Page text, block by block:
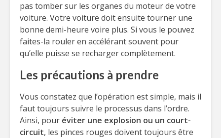
pas tomber sur les organes du moteur de votre
voiture. Votre voiture doit ensuite tourner une
bonne demi-heure voire plus. Si vous le pouvez
faites-la rouler en accélérant souvent pour
qu’elle puisse se recharger complètement.
Les précautions à prendre
Vous constatez que l’opération est simple, mais il
faut toujours suivre le processus dans l’ordre.
Ainsi, pour éviter une explosion ou un court-
circuit, les pinces rouges doivent toujours être